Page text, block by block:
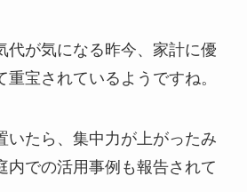
代が気になる昨今、家計に優
重宝されているようですね。
いたら、集中力が上がったみ
内での活用事例も報告されて